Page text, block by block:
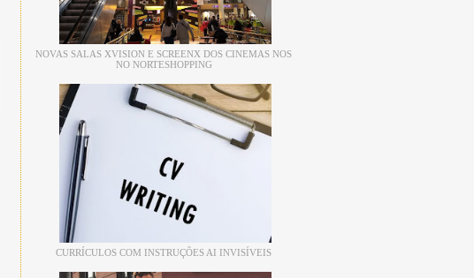
NOVAS SALAS XVISION E SCREENX DOS CINEMAS NOS
NO NORTESHOPPING
CURRÍCULOS COM INSTRUÇÕES AI INVISÍVEIS